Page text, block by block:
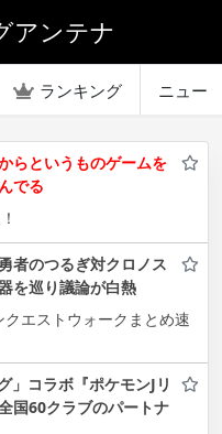
アンテナ
ランキング ニュー
らというものゲームを
でる
者のつるぎ対クロノス
を巡り議論が白熱
クエストウォークまとめ速
」コラボ『ポケモンJリ
国60クラブのパートナ